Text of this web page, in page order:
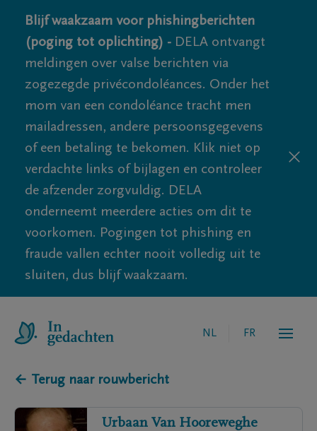
Blijf waakzaam voor phishingberichten
(poging tot oplichting) - DELA ontvangt
meldingen over valse berichten via
zogezegde privécondoléances. Onder het
mom van een condoléance tracht men
mailadressen, andere persoonsgegevens
of een betaling te bekomen. Klik niet op
verdachte links of bijlagen en controleer
de afzender zorgvuldig. DELA
onderneemt meerdere acties om dit te
voorkomen. Pogingen tot phishing en
fraude vallen echter nooit volledig uit te
sluiten, dus blijf waakzaam.
NL FR
← Terug naar rouwbericht
Urbaan Van Hooreweghe